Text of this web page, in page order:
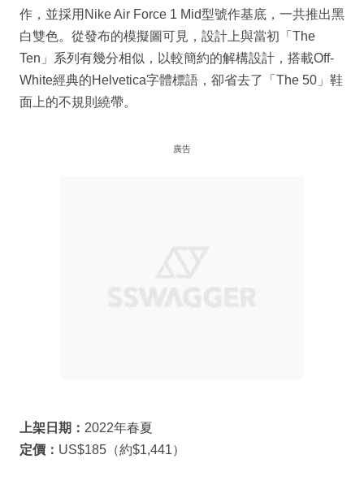
作，並採用Nike Air Force 1 Mid型號作基底，一共推出黑
白雙色。從發布的模擬圖可見，設計上與當初「The
Ten」系列有幾分相似，以較簡約的解構設計，搭載Off-
White經典的Helvetica字體標語，卻省去了「The 50」鞋
面上的不規則繞帶。
廣告
上架日期： 2022年春夏
定價： US$185（約$1,441）